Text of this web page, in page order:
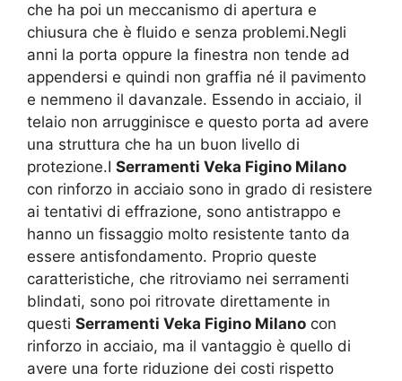
che ha poi un meccanismo di apertura e
chiusura che è fluido e senza problemi.Negli
anni la porta oppure la finestra non tende ad
appendersi e quindi non graffia né il pavimento
e nemmeno il davanzale. Essendo in acciaio, il
telaio non arrugginisce e questo porta ad avere
una struttura che ha un buon livello di
protezione.I Serramenti Veka Figino Milano
con rinforzo in acciaio sono in grado di resistere
ai tentativi di effrazione, sono antistrappo e
hanno un fissaggio molto resistente tanto da
essere antisfondamento. Proprio queste
caratteristiche, che ritroviamo nei serramenti
blindati, sono poi ritrovate direttamente in
questi Serramenti Veka Figino Milano con
rinforzo in acciaio, ma il vantaggio è quello di
avere una forte riduzione dei costi rispetto